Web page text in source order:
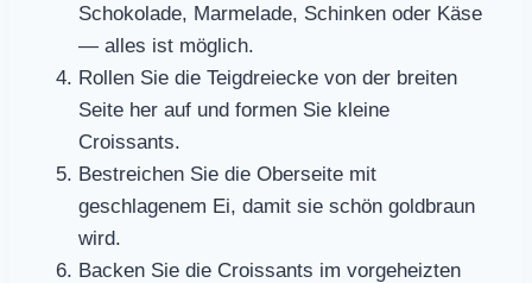
Schokolade, Marmelade, Schinken oder Käse
— alles ist möglich.
Rollen Sie die Teigdreiecke von der breiten
Seite her auf und formen Sie kleine
Croissants.
Bestreichen Sie die Oberseite mit
geschlagenem Ei, damit sie schön goldbraun
wird.
Backen Sie die Croissants im vorgeheizten